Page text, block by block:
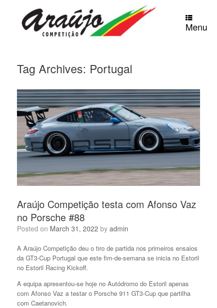
Menu
Tag Archives: Portugal
Araújo Competição testa com Afonso Vaz
no Porsche #88
Posted on March 31, 2022 by admin
A Araújo Competição deu o tiro de partida nos primeiros ensaios
da GT3-Cup Portugal que este fim-de-semana se inicia no Estoril
no Estoril Racing Kickoff.
A equipa apresentou-se hoje no Autódromo do Estoril apenas
com Afonso Vaz a testar o Porsche 911 GT3-Cup que partilha
com Caetanovich.